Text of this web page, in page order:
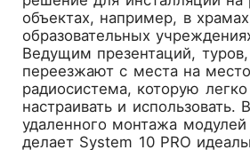
объектах, например, в
образовательных
Ведущим презентаций,
переезжают с места на
радиосистема, которую легко
настраивать и использовать.
удаленного монтажа
делает System 10 PRO